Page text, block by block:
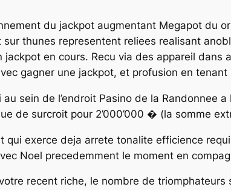
du jackpot augmentant Megapot du
sur thunes representent reliees realisant
jackpot en cours. Recu via des appareil
gagner une jackpot, et profusion en
au sein de l’endroit Pasino de la
de surcroit pour 2’000’000 � (la somme
qui exerce deja arrete tonalite efficience
Noel precedemment le moment en
recent riche, le nombre de